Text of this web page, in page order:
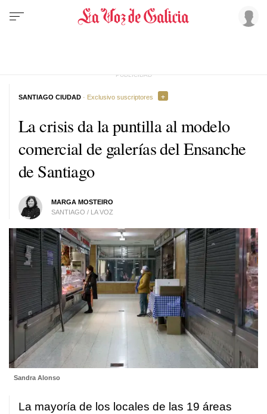
La crisis da la puntilla al modelo
comercial de galerías del Ensanche
de Santiago
MARGA MOSTEIRO
SANTIAGO / LA VOZ
SANTIAGO CIUDAD · Exclusivo suscriptores
Sandra Alonso
La mayoría de los locales de las 19 áreas